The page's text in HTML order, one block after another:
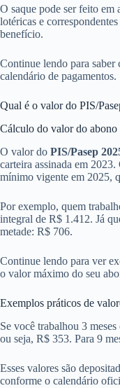
O saque pode ser feito em
lotéricas e
benefício.
Continue lendo para
calendário de pagamentos.
Qual é o valor do PIS/
Cálculo do valor do abono
O valor do PIS/Pasep
carteira assinada em
mínimo vigente em 2025,
Por exemplo, quem
integral de R$ 1.412. Já
metade: R$ 706.
Continue lendo para ver
o valor máximo do seu
Exemplos práticos de
Se você trabalhou 3
ou seja, R$ 353. Para 9
Esses valores são
conforme o calendário